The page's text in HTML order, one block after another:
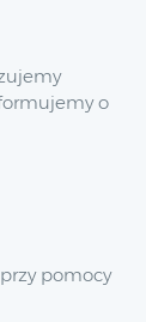
o
pomocy